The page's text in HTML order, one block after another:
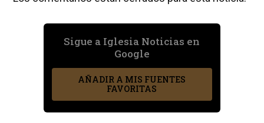
Sigue a Iglesia Noticias en
Google
AÑADIR A MIS FUENTES
FAVORITAS